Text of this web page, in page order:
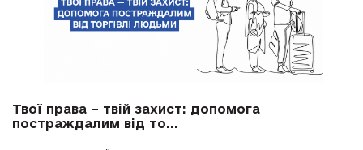
Твої права – твій захист: допомога
постраждалим від то...